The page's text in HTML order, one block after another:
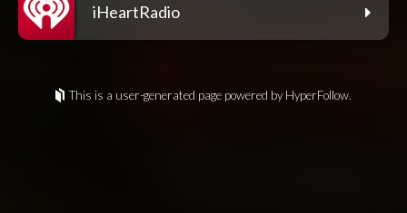
iHeartRadio
This is a user-generated page powered by HyperFollow.